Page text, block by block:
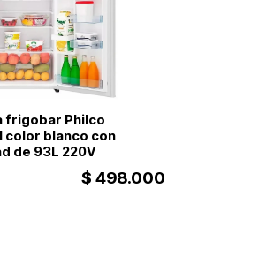
frigobar Philco
color blanco con
de 93L 220V
$ 498.000